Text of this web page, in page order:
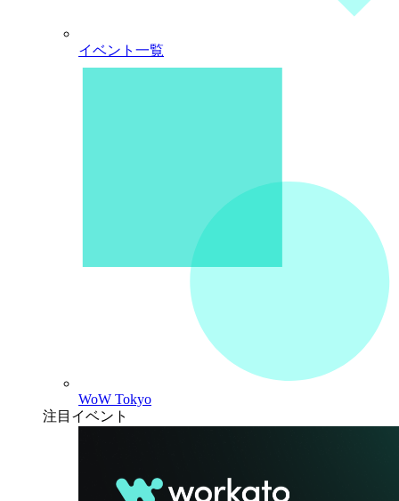
イベント一覧
WoW Tokyo
注目イベント